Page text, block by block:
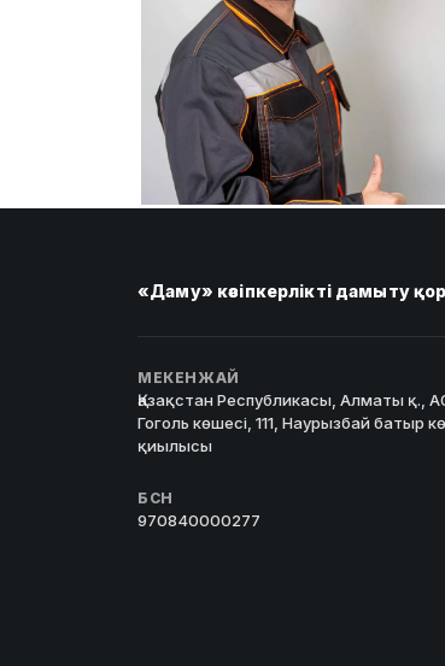
«Даму» кәсіпкерлікті дамыту
МЕКЕНЖАЙ
Қазақстан Республикасы, Алматы қ.,
Гоголь көшесі, 111, Наурызбай батыр
қиылысы
БСН
970840000277